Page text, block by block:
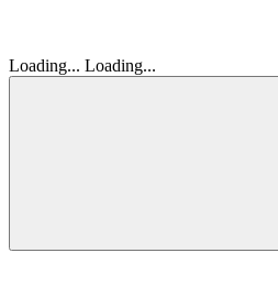
Loading... Loading...